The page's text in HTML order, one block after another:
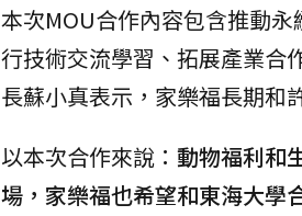
本次MOU合作內容包含推動
行技術交流學習、拓展產業合
長蘇小真表示，家樂福長期和
以本次合作來說： 動物福利和
場，家樂福也希望和東海大學